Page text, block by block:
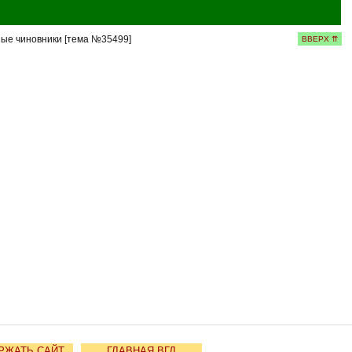
чиновники [тема №35499] ВВЕРХ ⇈